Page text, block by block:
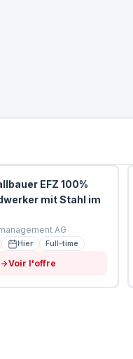
EFZ 100%
mit Stahl im
AG
Hier Full-time
Voir l'offre